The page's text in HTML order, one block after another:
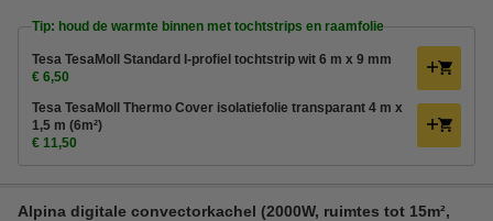
Tip: houd de warmte binnen met tochtstrips en raamfolie
Tesa TesaMoll Standard I-profiel tochtstrip wit 6 m x 9 mm
€ 6,50
Tesa TesaMoll Thermo Cover isolatiefolie transparant 4 m x
1,5 m (6m²)
€ 11,50
Alpina digitale convectorkachel (2000W, ruimtes tot 15m²,